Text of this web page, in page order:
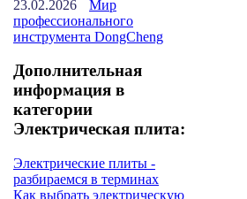
23.02.2026
Мир
профессионального
инструмента DongCheng
Дополнительная
информация в
категории
Электрическая плита:
Электрические плиты -
разбираемся в терминах
Как выбрать электрическую